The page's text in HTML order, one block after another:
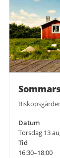
Datum
Torsdag 13
Tid
16:30–18:00